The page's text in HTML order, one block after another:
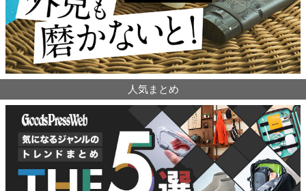
人気まとめ